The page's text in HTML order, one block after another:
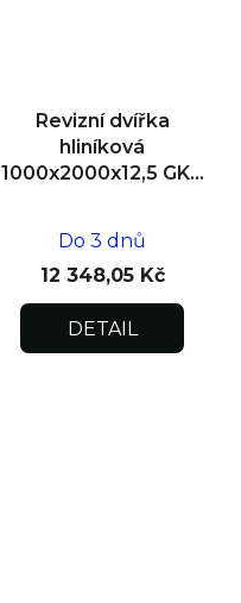
Revizní dvířka
hliníková
1000x2000x12,5 GKB
Do 3 dnů
12 348,05 Kč
DETAIL